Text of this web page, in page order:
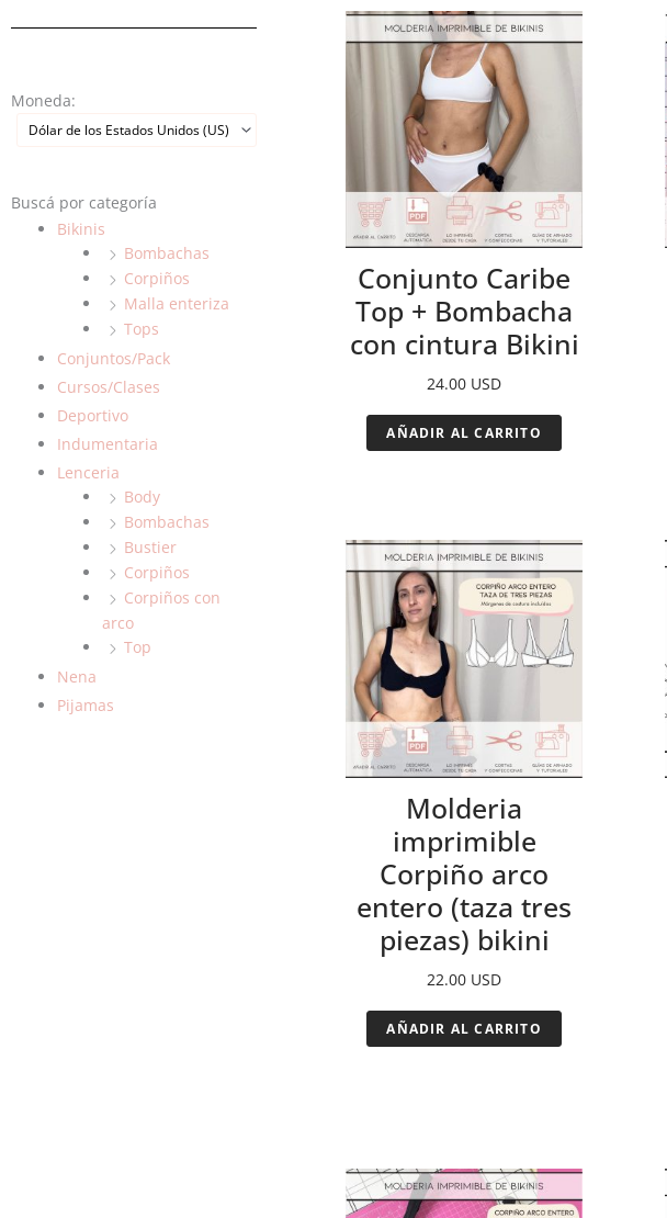
Moneda:
Buscá por categoría
Bikinis
Bombachas
Corpiños
Malla enteriza
Tops
Conjuntos/Pack
Cursos/Clases
Deportivo
Indumentaria
Lenceria
Body
Bombachas
Bustier
Corpiños
Corpiños con
arco
Top
Nena
Pijamas
Conjunto Caribe
Top + Bombacha
con cintura Bikini
24.00 USD
AÑADIR AL CARRITO
Molderia
imprimible
Corpiño arco
entero (taza tres
piezas) bikini
22.00 USD
AÑADIR AL CARRITO